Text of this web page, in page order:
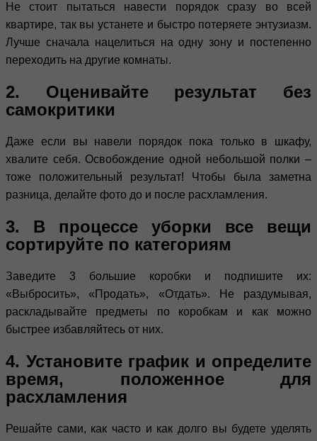
Не стоит пытаться навести порядок сразу во всей
квартире, так вы устанете и быстро потеряете энтузиазм.
Лучше сначала нацелиться на одну зону и постепенно
переходить на другие комнаты.
2. Оценивайте результат без
самокритики
Даже если вы навели порядок пока только в шкафу,
хвалите себя. Освобождение одной небольшой полки –
тоже положительный результат! Чтобы была заметна
разница, делайте фото до и после расхламления.
3. В процессе уборки все вещи
сортируйте по категориям
Заведите 3 большие коробки и подпишите их:
«Выбросить», «Продать», «Отдать». Не раздумывая,
раскладывайте предметы по коробкам и как можно
быстрее избавляйтесь от них.
4. Установите график и определите
время, положенное для
расхламления
Решайте сами, как часто и как долго вы будете уделять